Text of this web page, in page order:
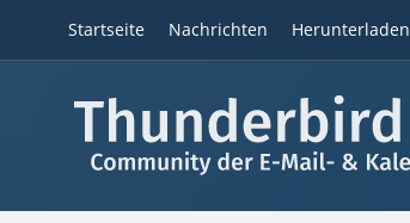
Startseite Nachrichten Herunterladen